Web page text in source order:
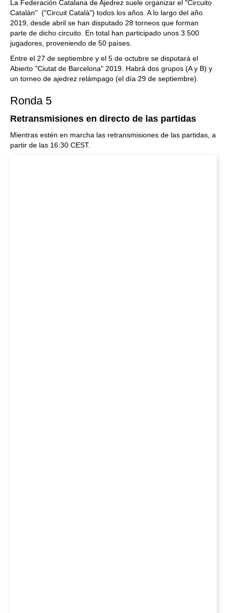
La Federación Catalana de Ajedrez suele organizar el "Circuito
Catalán" ("Circuit Català") todos los años. A lo largo del año
2019, desde abril se han disputado 28 torneos que forman
parte de dicho circuito. En total han participado unos 3.500
jugadores, proveniendo de 50 países.
Entre el 27 de septiembre y el 5 de octubre se disputará el
Abierto "Ciutat de Barcelona" 2019. Habrá dos grupos (A y B) y
un torneo de ajedrez relámpago (el día 29 de septiembre).
Ronda 5
Retransmisiones en directo de las partidas
Mientras estén en marcha las retransmisiones de las partidas, a
partir de las 16:30 CEST.